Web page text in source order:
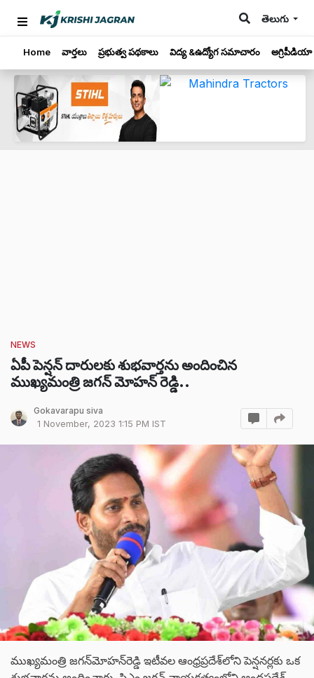
తెలుగు
Home వార్తలు ప్రభుత్వ పథకాలు విద్య &ఉద్యోగ సమాచారం అగ్రిపీడియా
NEWS
ఏపీ పెన్షన్ దారులకు శుభవార్తను అందించిన
ముఖ్యమంత్రి జగన్ మోహన్ రెడ్డి..
Gokavarapu siva
1 November, 2023 1:15 PM IST
ముఖ్యమంత్రి జగన్‌మోహన్‌రెడ్డి ఇటీవల ఆంధ్రప్రదేశ్‌లోని పెన్షనర్లకు ఒక